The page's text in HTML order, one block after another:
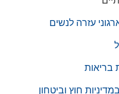
עזרה לנשים
בריאות
חוץ וביטחון